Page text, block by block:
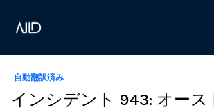
自動翻訳済み
インシデント 943: オース